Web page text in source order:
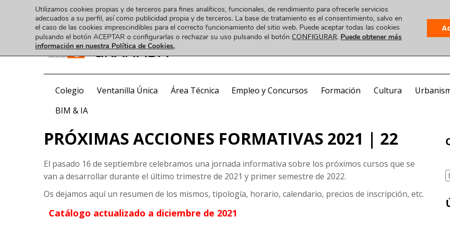
Colegio Ventanilla Única Área Técnica Empleo y Concursos Formación Cultura
BIM & IA
PRÓXIMAS ACCIONES FORMATIVAS 2021 | 22
El pasado 16 de septiembre celebramos una jornada informativa sobre los próximos cursos que se
van a desarrollar durante el último trimestre de 2021 y primer semestre de 2022.
Os dejamos aquí un resumen de los mismos, tipología, horario, calendario, precios de inscripción, etc.
Catálogo actualizado a diciembre de 2021
Utilizamos cookies propias y de terceros para fines analíticos, funcionales, de rendimiento para ofrecerle servicios
adecuados a su perfil, así como publicidad propia y de terceros. La base de tratamiento es el consentimiento, salvo en
el caso de las cookies imprescindibles para el correcto funcionamiento del sitio web. Puede aceptar todas las cookies
pulsando el botón ACEPTAR o configurarlas o rechazar su uso pulsando el botón CONFIGURAR. Puede obtener más
información en nuestra Política de Cookies,